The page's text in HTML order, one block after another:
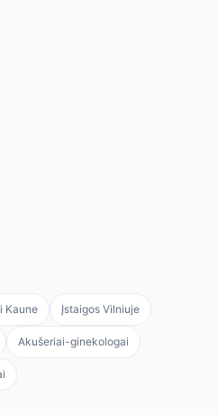
Kaune Įstaigos Vilniuje
Akušeriai-ginekologai